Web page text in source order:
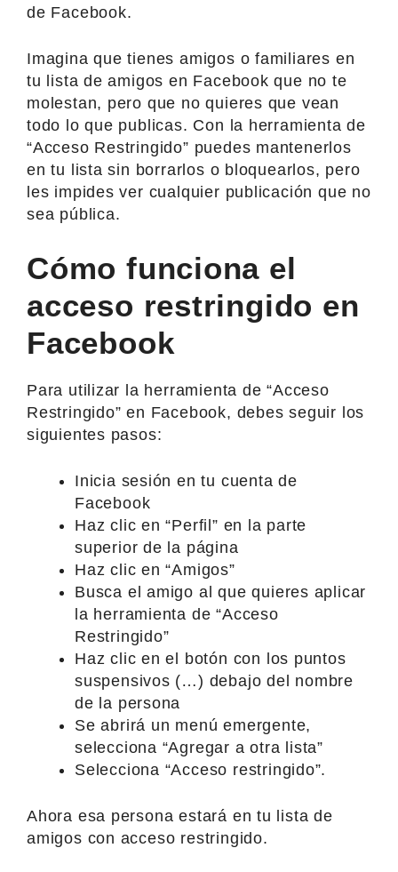
de Facebook.
Imagina que tienes amigos o familiares en
tu lista de amigos en Facebook que no te
molestan, pero que no quieres que vean
todo lo que publicas. Con la herramienta de
“Acceso Restringido” puedes mantenerlos
en tu lista sin borrarlos o bloquearlos, pero
les impides ver cualquier publicación que no
sea pública.
Cómo funciona el
acceso restringido en
Facebook
Para utilizar la herramienta de “Acceso
Restringido” en Facebook, debes seguir los
siguientes pasos:
Inicia sesión en tu cuenta de
Facebook
Haz clic en “Perfil” en la parte
superior de la página
Haz clic en “Amigos”
Busca el amigo al que quieres aplicar
la herramienta de “Acceso
Restringido”
Haz clic en el botón con los puntos
suspensivos (…) debajo del nombre
de la persona
Se abrirá un menú emergente,
selecciona “Agregar a otra lista”
Selecciona “Acceso restringido”.
Ahora esa persona estará en tu lista de
amigos con acceso restringido.